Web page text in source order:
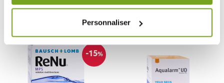
Personnaliser
-15%